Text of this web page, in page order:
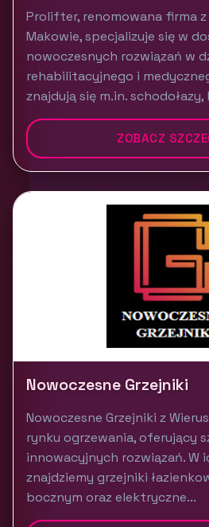
Prolifter, renomowana firma
Makowie, specjalizuje się w
nowoczesnych rozwiązań w
rehabilitacyjnego i
znajdują się m.in. schodołazy,
ZOBACZ
Nowoczesne Grzejniki
Nowoczesne Grzejniki z
rynku ogrzewania, oferujący
innowacyjnych rozwiązań. W
znajdziemy grzejniki
bocznym oraz elektryczne...